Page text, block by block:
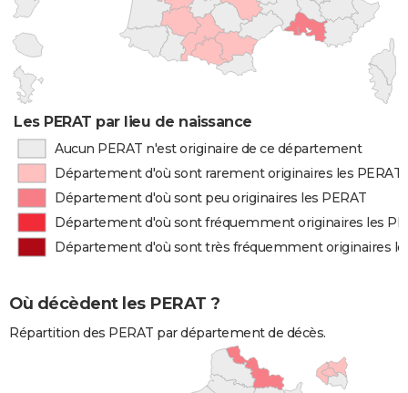
Les PERAT par lieu de naissance
Aucun PERAT n'est originaire de ce département
Département d'où sont rarement originaires les PERAT
Département d'où sont peu originaires les PERAT
Département d'où sont fréquemment originaires les
Département d'où sont très fréquemment originaires
Où décèdent les PERAT ?
Répartition des PERAT par département de décès.